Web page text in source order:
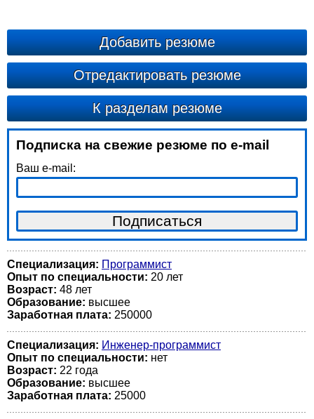
Добавить резюме
Отредактировать резюме
К разделам резюме
Подписка на свежие резюме по e-mail
Ваш e-mail:
Специализация: Программист
Опыт по специальности: 20 лет
Возраст: 48 лет
Образование: высшее
Заработная плата: 250000
Специализация: Инженер-программист
Опыт по специальности: нет
Возраст: 22 годa
Образование: высшее
Заработная плата: 25000